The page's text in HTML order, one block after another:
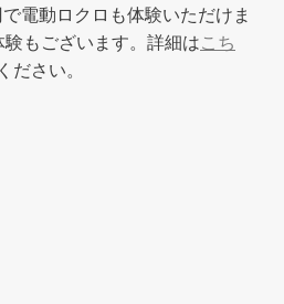
電動ロクロも体験いただけま
もございます。詳細はこち
ださい。